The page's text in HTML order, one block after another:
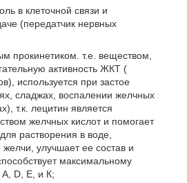
в клеточной связи и
(передатчик нервных
прокинетиком. т.е. веществом,
активность ЖКТ (
используется при застое
сладжах, воспалении желчных
т.к. лецитин является
желчных кислот и помогает
растворения в воде,
улучшает ее состав и
максимальному
А, D, Е, и К;